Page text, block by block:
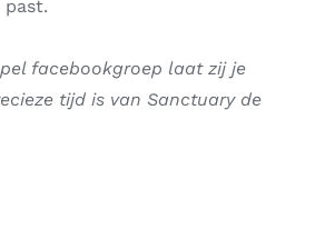
facebookgroep laat zij je
tijd is van Sanctuary de